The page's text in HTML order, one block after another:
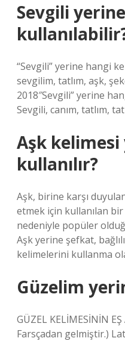
Sevgili
“Sevgili” yerine hangi
sevgilim, tatlım, aşk,
2018″Sevgili” yerine
Sevgili, canım, tatlım,
Aşk
kullanılır?
Aşk, birine karşı
etmek için kullanılan
nedeniyle popüler
Aşk yerine şefkat,
kelimelerini kullanma
Güzelim
GÜZEL KELİMESİNİN
Farsçadan gelmiştir.)